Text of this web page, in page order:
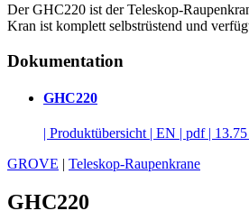
Der GHC220 ist der Teleskop-
Kran ist komplett selbstrüstend und
Dokumentation
GHC220
| Produktübersicht | EN | pdf |
GROVE | Teleskop-Raupenkrane
GHC220